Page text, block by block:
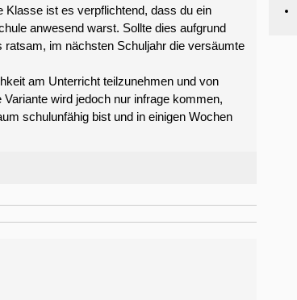
Klasse ist es verpflichtend, dass du ein
anwesend warst. Sollte dies aufgrund
im nächsten Schuljahr die versäumte
am Unterricht teilzunehmen und von
wird jedoch nur infrage kommen,
schulunfähig bist und in einigen Wochen